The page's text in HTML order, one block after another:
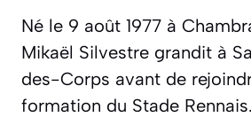
Né le 9 août 1977 à
Mikaël Silvestre grandit à
des-Corps avant de
formation du Stade